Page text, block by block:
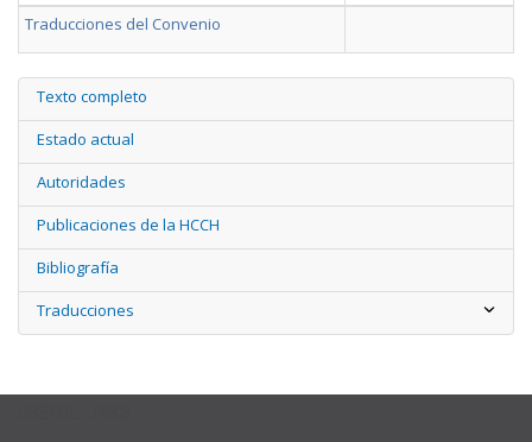
Traducciones del Convenio
Texto completo
Estado actual
Autoridades
Publicaciones de la HCCH
Bibliografía
Traducciones